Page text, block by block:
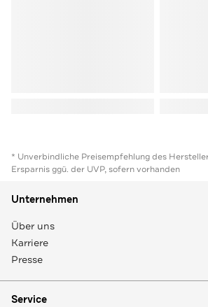
* Unverbindliche Preisempfehlung des
Ersparnis ggü. der UVP, sofern vorhanden
Unternehmen
Über uns
Karriere
Presse
Service